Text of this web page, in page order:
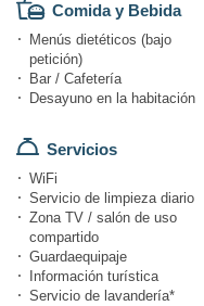
Comida y Bebida
Menús dietéticos (bajo
petición)
Bar / Cafetería
Desayuno en la habitación
Servicios
WiFi
Servicio de limpieza diario
Zona TV / salón de uso
compartido
Guardaequipaje
Información turística
Servicio de lavandería*